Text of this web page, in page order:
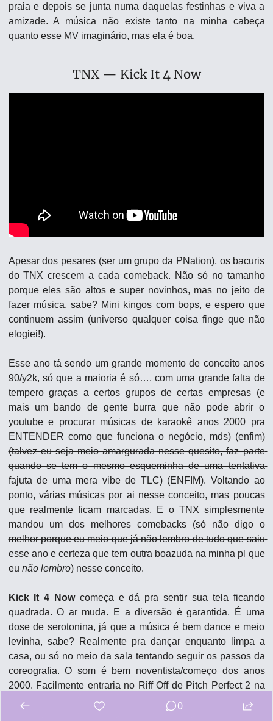
praia e depois se junta numa daquelas festinhas e viva a
amizade. A música não existe tanto na minha cabeça
quanto esse MV imaginário, mas ela é boa.
TNX — Kick It 4 Now
Apesar dos pesares (ser um grupo da PNation), os bacuris
do TNX crescem a cada comeback. Não só no tamanho
porque eles são altos e super novinhos, mas no jeito de
fazer música, sabe? Mini kingos com bops, e espero que
continuem assim (universo qualquer coisa finge que não
elogiei!).
Esse ano tá sendo um grande momento de conceito anos
90/y2k, só que a maioria é só…. com uma grande falta de
tempero graças a certos grupos de certas empresas (e
mais um bando de gente burra que não pode abrir o
youtube e procurar músicas de karaokê anos 2000 pra
ENTENDER como que funciona o negócio, mds) (enfim)
(talvez eu seja meio amargurada nesse quesito, faz parte
quando se tem o mesmo esqueminha de uma tentativa
fajuta de uma mera vibe de TLC) (ENFIM). Voltando ao
ponto, várias músicas por ai nesse conceito, mas poucas
que realmente ficam marcadas. E o TNX simplesmente
mandou um dos melhores comebacks (só não digo o
melhor porque eu meio que já não lembro de tudo que saiu
esse ano e certeza que tem outra boazuda na minha pl que
eu não lembro) nesse conceito.
Kick It 4 Now começa e dá pra sentir sua tela ficando
quadrada. O ar muda. E a diversão é garantida. É uma
dose de serotonina, já que a música é bem dance e meio
levinha, sabe? Realmente pra dançar enquanto limpa a
casa, ou só no meio da sala tentando seguir os passos da
coreografia. O som é bem noventista/começo dos anos
2000. Facilmente entraria no Riff Off de Pitch Perfect 2 na
temática 00’. Talvez isso tenha despertado memórias em
0